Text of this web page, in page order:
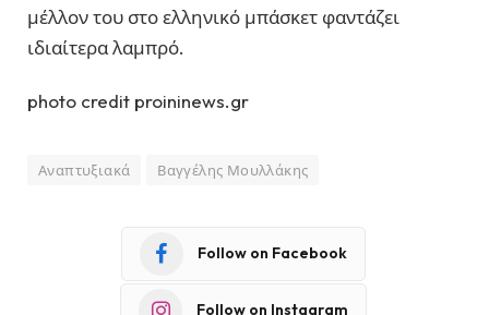
μέλλον του στο ελληνικό μπάσκετ φαντάζει
ιδιαίτερα λαμπρό.
photo credit proininews.gr
Αναπτυξιακά Βαγγέλης Μουλλάκης
Follow on Facebook
Follow on Instagram